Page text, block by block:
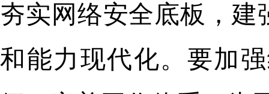
夯实网络安全底板，
和能力现代化。要加